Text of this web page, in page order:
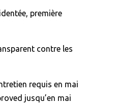
première
contre les
requis en mai
jusqu’en mai